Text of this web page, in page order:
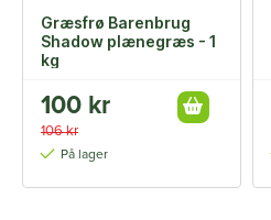
Græsfrø Barenbrug
Shadow plænegræs - 1
kg
100 kr
106 kr
På lager